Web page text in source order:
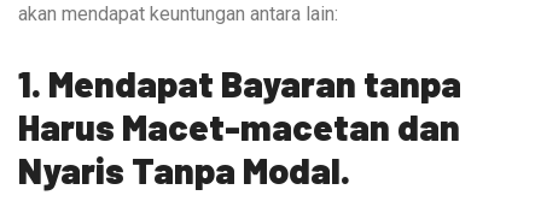
akan mendapat keuntungan antara lain:
1. Mendapat Bayaran tanpa
Harus Macet-macetan dan
Nyaris Tanpa Modal.